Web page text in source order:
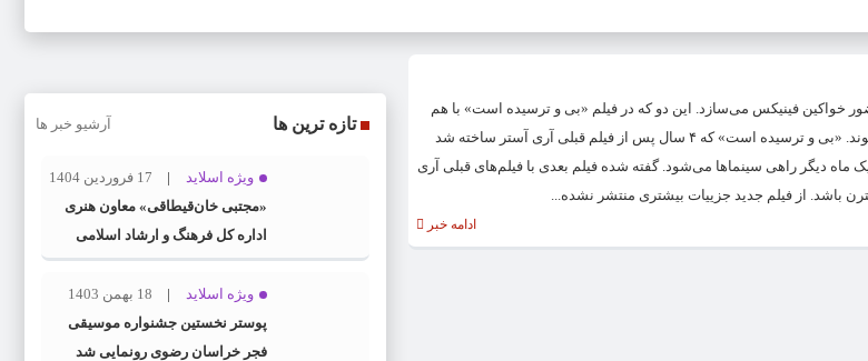
خواکین فینیکس می‌سازد. این دو که در فیلم «بی و ترسیده است» با هم
همکاری کرده بودند، قصد دارند در یک فیلم دیگر هم با هم همراه شوند. «بی و ترسیده است» که ۴ سال پس از فیلم قبلی آری آستر ساخته شد
دیگر راهی سینماها می‌شود. گفته شده فیلم بعدی با فیلم‌های قبلی آری
باشد. از فیلم جدید جزییات بیشتری منتشر نشده...
ادامه خبر
تازه ترین ها آرشیو خبر ها
ویژه اسلاید
17 فروردین 1404
«مجتبی خان‌قیطاقی» معاون هنری
اداره کل فرهنگ و ارشاد اسلامی
خراسان رضوی شد
ویژه اسلاید
18 بهمن 1403
پوستر نخستین جشنواره موسیقی
فجر خراسان رضوی رونمایی شد